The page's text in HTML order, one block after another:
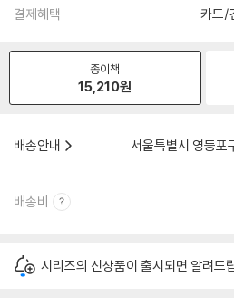
결제혜택 카드/
종이책
15,210원
배송안내
서울특별시 영등포
배송비
시리즈의 신상품이 출시되면 알려드